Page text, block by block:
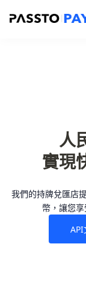
實現
我們的持牌兌匯店
幣，讓您
API